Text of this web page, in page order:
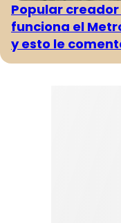
Popular
funciona el
y esto le